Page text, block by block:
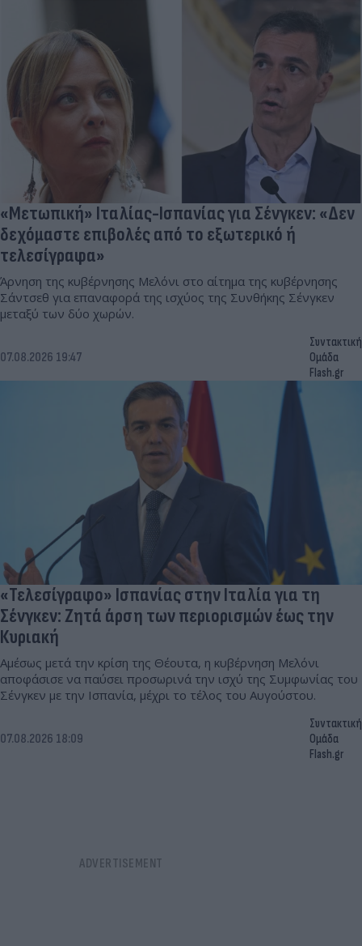
«Μετωπική» Ιταλίας-Ισπανίας για Σένγκεν: «Δεν
δεχόμαστε επιβολές από το εξωτερικό ή
τελεσίγραφα»
Άρνηση της κυβέρνησης Μελόνι στο αίτημα της κυβέρνησης
Σάντσεθ για επαναφορά της ισχύος της Συνθήκης Σένγκεν
μεταξύ των δύο χωρών.
07.08.2026 19:47
Συντακτική
Ομάδα
Flash.gr
«Τελεσίγραφο» Ισπανίας στην Ιταλία για τη
Σένγκεν: Ζητά άρση των περιορισμών έως την
Κυριακή
Αμέσως μετά την κρίση της Θέουτα, η κυβέρνηση Μελόνι
αποφάσισε να παύσει προσωρινά την ισχύ της Συμφωνίας του
Σένγκεν με την Ισπανία, μέχρι το τέλος του Αυγούστου.
07.08.2026 18:09
Συντακτική
Ομάδα
Flash.gr